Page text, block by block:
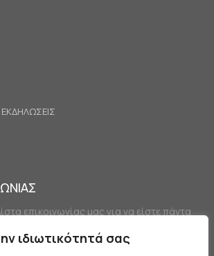
ιδιωτικότητά σας
επικοινωνίας μας για να είστε πάντα